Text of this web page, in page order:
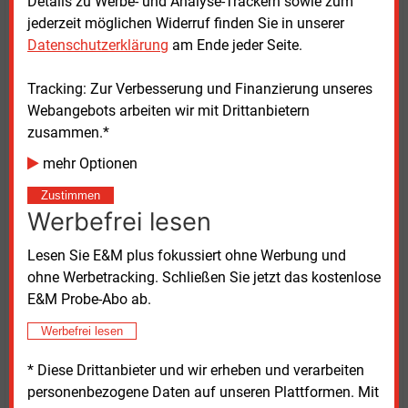
jederzeit möglichen Widerruf finden Sie in unserer
Datenschutzerklärung am Ende jeder Seite.
Tracking: Zur Verbesserung und Finanzierung unseres
Webangebots arbeiten wir mit Drittanbietern
zusammen.*
mehr Optionen
Zustimmen
Werbefrei lesen
Lesen Sie E&M plus fokussiert ohne Werbung und
ohne Werbetracking. Schließen Sie jetzt das kostenlose
E&M Probe-Abo ab.
Werbefrei lesen
* Diese Drittanbieter und wir erheben und verarbeiten
personenbezogene Daten auf unseren Plattformen. Mit
Nutzerfreundlichkeit: „Damit die Fahrerinnen und
Fahrer keine unnötige Zeit verlieren, werden wir an
den Ladeparks ein barrierearmes Bezahlsystem
Giro- und Kreditkarten akzeptiert.“ Zudem setze man
auf 100 Prozent Ökostrom.
Mit dem Deutschlandnetz will das
Bundesministerium für Digitales und Verkehr (BMDV)
für ein flächendeckendes und nutzungsfreundliches
Schnellladenetz sorgen und verbliebene „weiße
Flecken“ auf der Ladelandkarte schließen. Der Bund
investiert in die Errichtung insgesamt rund
2,3 Milliarden Euro.
G�nter Drewnitzky
© 2026 Energie & Management GmbH